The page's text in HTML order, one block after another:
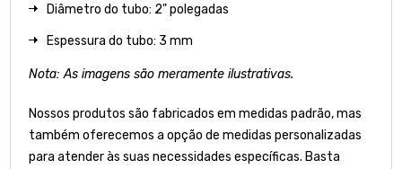
Diâmetro do tubo: 2" polegadas
Espessura do tubo: 3 mm
Nota: As imagens são meramente ilustrativas.
Nossos produtos são fabricados em medidas padrão, mas
também oferecemos a opção de medidas personalizadas
para atender às suas necessidades específicas. Basta